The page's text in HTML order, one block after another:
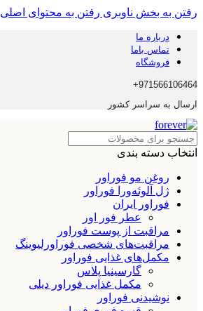
رفتن به بخش ناوبری رفتن به محتوای اصلی
درباره ما
تماس باما
فروشگاه
971566106464+
ارسال به سراسر کشور
انتخاب دسته بندی
روغن مو فوراور
ژل آلوئه‌ورا فوراور
فوراور ایران
عطر فور اور
مراقبت از پوست فوراور
مراقبت‌های شخصی فوراورلیوینگ
مکمل‌های غذایی فوراور
گارسینیا پلاس
مکمل غذایی فوراور دیلی
نوشیدنی فوراور